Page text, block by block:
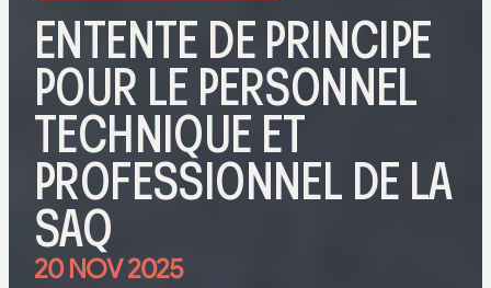
ENTENTE DE PRINCIPE
POUR LE PERSONNEL
TECHNIQUE ET
PROFESSIONNEL DE LA
SAQ
20 NOV 2025